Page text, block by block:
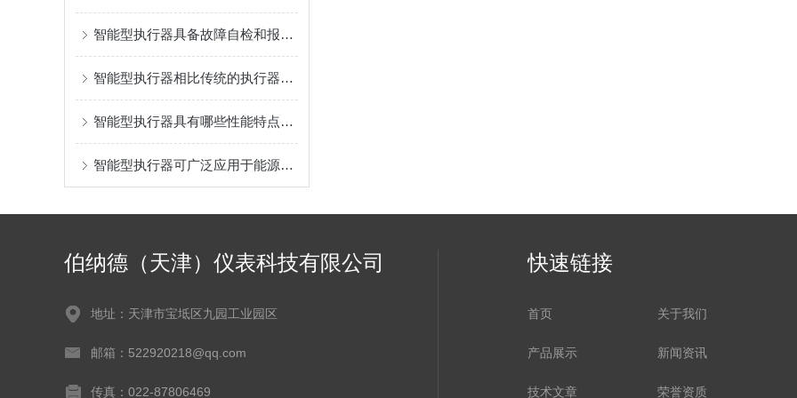
智能型执行器具备故障自检和报警功能
智能型执行器相比传统的执行器具有的优势
智能型执行器具有哪些性能特点？你知道多少？
智能型执行器可广泛应用于能源管理系统中
伯纳德（天津）仪表科技有限公司
地址：天津市宝坻区九园工业园区
邮箱：522920218@qq.com
传真：022-87806469
快速链接
首页 关于我们
产品展示 新闻资讯
技术文章 荣誉资质